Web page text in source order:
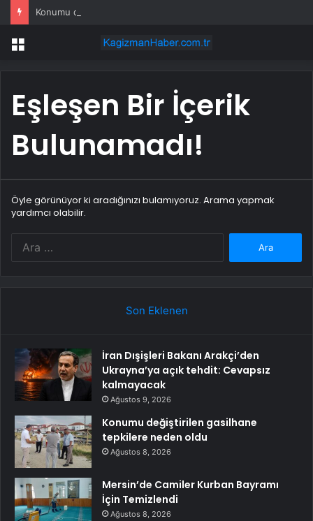
Konumu değiştirilen gasilhane tepkilere neden oldu
Menü
Eşleşen Bir İçerik
Bulunamadı!
Öyle görünüyor ki aradığınızı bulamıyoruz. Arama yapmak
yardımcı olabilir.
Son Eklenen
İran Dışişleri Bakanı Arakçi’den
Ukrayna’ya açık tehdit: Cevapsız
kalmayacak
Ağustos 9, 2026
Konumu değiştirilen gasilhane
tepkilere neden oldu
Ağustos 8, 2026
Mersin’de Camiler Kurban Bayramı
İçin Temizlendi
Ağustos 8, 2026